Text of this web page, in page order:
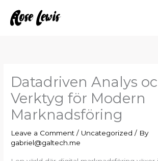
Datadriven Analys
Verktyg för Modern
Marknadsföring
Leave a Comment / Uncategorized / By
gabriel@galtech.me